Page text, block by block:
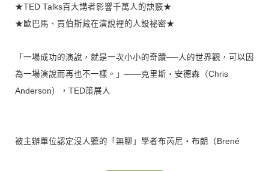
★TED Talks百大講者影響千萬人的訣竅★
★歐巴馬、賈伯斯藏在演說裡的人設祕密★
「一場成功的演說，就是一次小小的奇蹟──人的世界觀，可以因
為一場演說而再也不一樣。」——克里斯‧安德森（Chris
Anderson），TED策展人
被主辦單位認定沒人聽的「無聊」學者布芮尼‧布朗（Brené